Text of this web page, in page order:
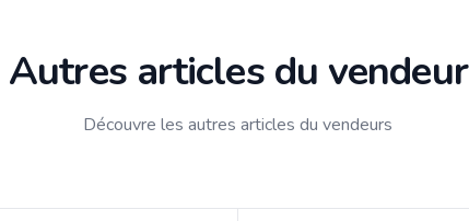
Autres articles du vendeur
Découvre les autres articles du vendeurs